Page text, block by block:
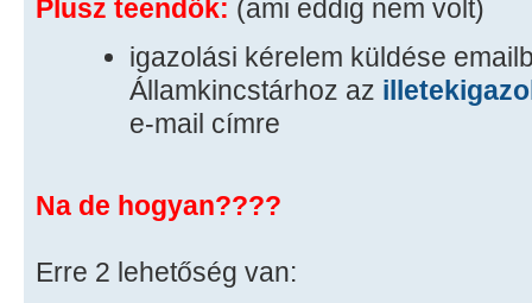
Plusz teendők: (ami eddig nem volt)
igazolási kérelem küldése
Államkincstárhoz az
e-mail címre
Na de hogyan????
Erre 2 lehetőség van: